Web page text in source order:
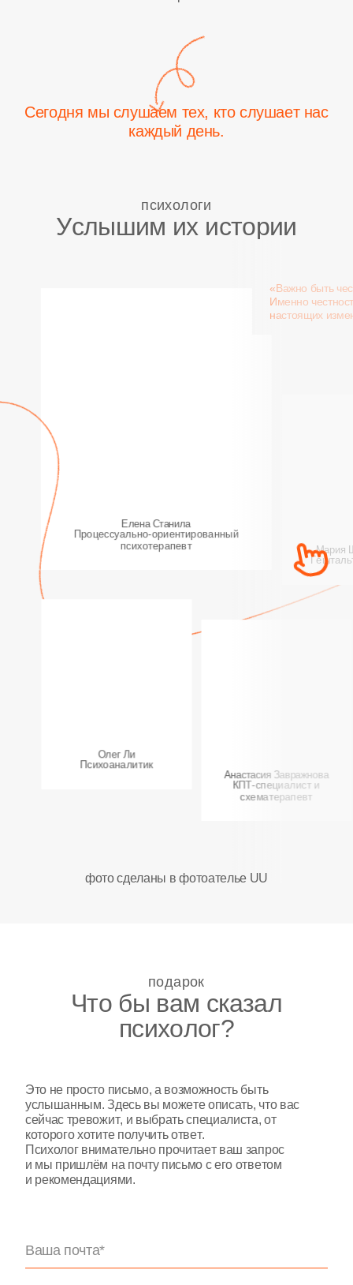
Сегодня мы слушаем тех, кто слушает нас
каждый день.
психологи
Услышим их истории
Елена Станила
Процессуально-ориентированный
психотерапевт
Олег Ли
Психоаналитик
Анастасия Завражнова
КПТ-специалист и
схематерапевт
Мария
«Важно быть
Именно
настоящих
фото сделаны в фотоателье UU
подарок
Что бы вам сказал
психолог?
Это не просто письмо, а возможность быть
услышанным. Здесь вы можете описать, что вас
сейчас тревожит, и выбрать специалиста, от
которого хотите получить ответ.
Психолог внимательно прочитает ваш запрос
и мы пришлём на почту письмо с его ответом
и рекомендациями.